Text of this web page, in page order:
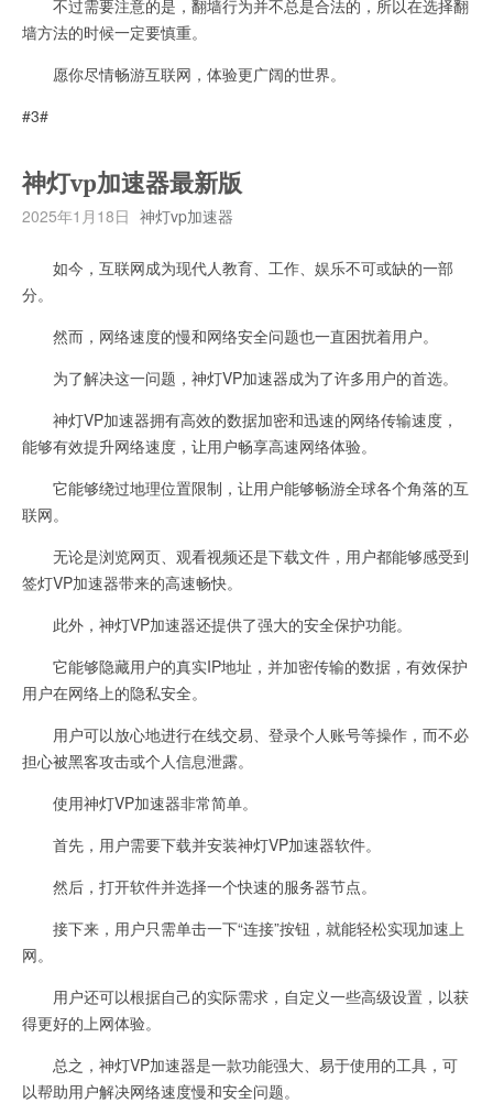
不过需要注意的是，翻墙行为并不总是合法的，所以在选择翻
墙方法的时候一定要慎重。
愿你尽情畅游互联网，体验更广阔的世界。
#3#
神灯vp加速器最新版
2025年1月18日 神灯vp加速器
如今，互联网成为现代人教育、工作、娱乐不可或缺的一部
分。
然而，网络速度的慢和网络安全问题也一直困扰着用户。
为了解决这一问题，神灯VP加速器成为了许多用户的首选。
神灯VP加速器拥有高效的数据加密和迅速的网络传输速度，
能够有效提升网络速度，让用户畅享高速网络体验。
它能够绕过地理位置限制，让用户能够畅游全球各个角落的互
联网。
无论是浏览网页、观看视频还是下载文件，用户都能够感受到
签灯VP加速器带来的高速畅快。
此外，神灯VP加速器还提供了强大的安全保护功能。
它能够隐藏用户的真实IP地址，并加密传输的数据，有效保护
用户在网络上的隐私安全。
用户可以放心地进行在线交易、登录个人账号等操作，而不必
担心被黑客攻击或个人信息泄露。
使用神灯VP加速器非常简单。
首先，用户需要下载并安装神灯VP加速器软件。
然后，打开软件并选择一个快速的服务器节点。
接下来，用户只需单击一下“连接”按钮，就能轻松实现加速上
网。
用户还可以根据自己的实际需求，自定义一些高级设置，以获
得更好的上网体验。
总之，神灯VP加速器是一款功能强大、易于使用的工具，可
以帮助用户解决网络速度慢和安全问题。